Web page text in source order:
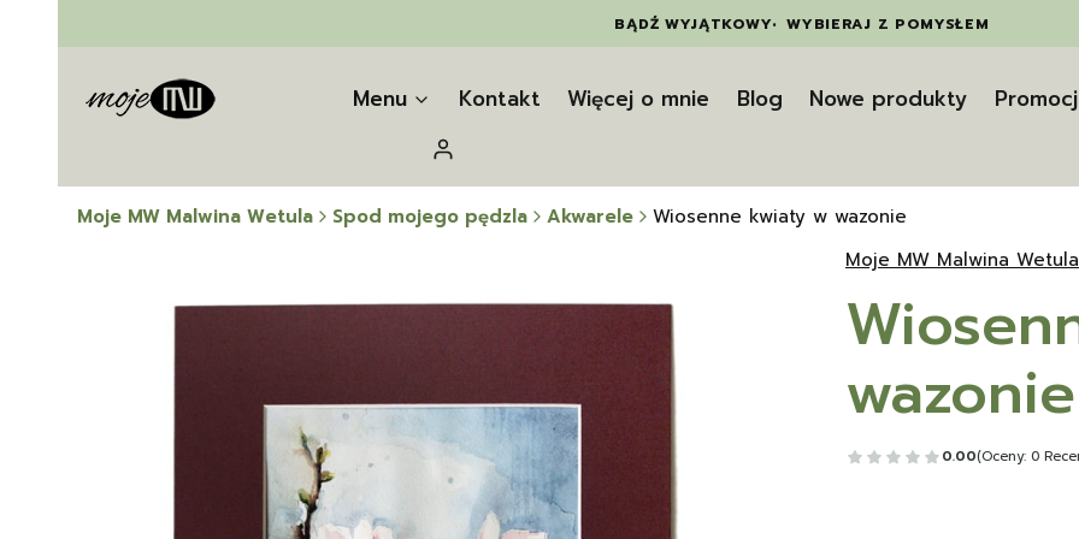
BĄDŹ WYJĄTKOWY• WYBIERAJ Z POMYSŁEM
Menu Kontakt Więcej o mnie Blog Nowe produkty
Zaloguj się
Moje MW Malwina Wetula Spod mojego pędzla Akwarele
Wiosenne kwiaty w wazonie
Moje MW Malwina Wetula
wazonie
0.00(Oceny: 0